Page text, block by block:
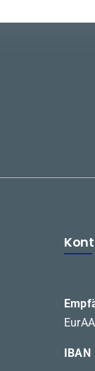
EurAA
IBAN